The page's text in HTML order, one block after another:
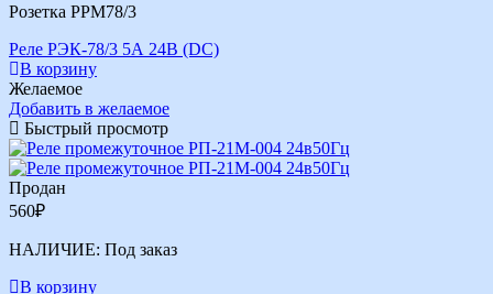
Розетка РРМ78/3
Реле РЭК-78/3 5А 24В (DС)
В корзину
Желаемое
Добавить в желаемое
Быстрый просмотр
Продан
560₽
НАЛИЧИЕ: Под заказ
В корзину